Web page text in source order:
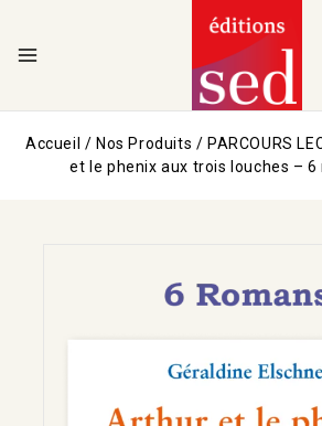
Accueil / Nos Produits / PARCOURS
et le phenix aux trois louches – 6